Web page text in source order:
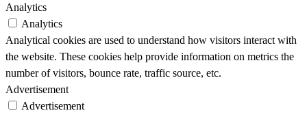
Analytics
Analytics
Analytical cookies are used to understand how visitors interact with
the website. These cookies help provide information on metrics the
number of visitors, bounce rate, traffic source, etc.
Advertisement
Advertisement